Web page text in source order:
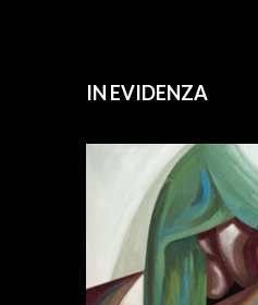
IN EVIDENZA